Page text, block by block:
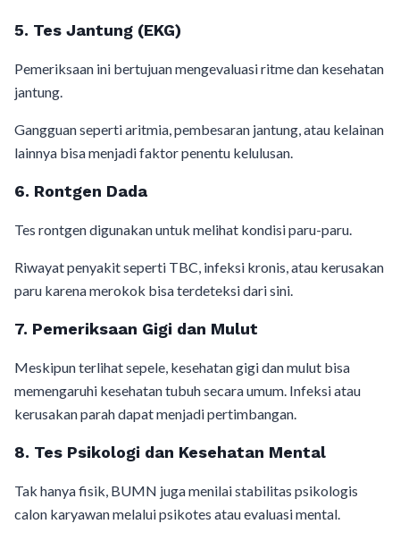
5. Tes Jantung (EKG)
Pemeriksaan ini bertujuan mengevaluasi ritme dan kesehatan
jantung.
Gangguan seperti aritmia, pembesaran jantung, atau kelainan
lainnya bisa menjadi faktor penentu kelulusan.
6. Rontgen Dada
Tes rontgen digunakan untuk melihat kondisi paru-paru.
Riwayat penyakit seperti TBC, infeksi kronis, atau kerusakan
paru karena merokok bisa terdeteksi dari sini.
7. Pemeriksaan Gigi dan Mulut
Meskipun terlihat sepele, kesehatan gigi dan mulut bisa
memengaruhi kesehatan tubuh secara umum. Infeksi atau
kerusakan parah dapat menjadi pertimbangan.
8. Tes Psikologi dan Kesehatan Mental
Tak hanya fisik, BUMN juga menilai stabilitas psikologis
calon karyawan melalui psikotes atau evaluasi mental.